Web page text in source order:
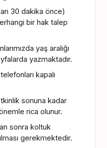
30 dakika önce)
bir hak talep
yaş aralığı
yazmaktadır.
kapalı
sonuna kadar
rica olunur.
sonra koltuk
gerekmektedir.